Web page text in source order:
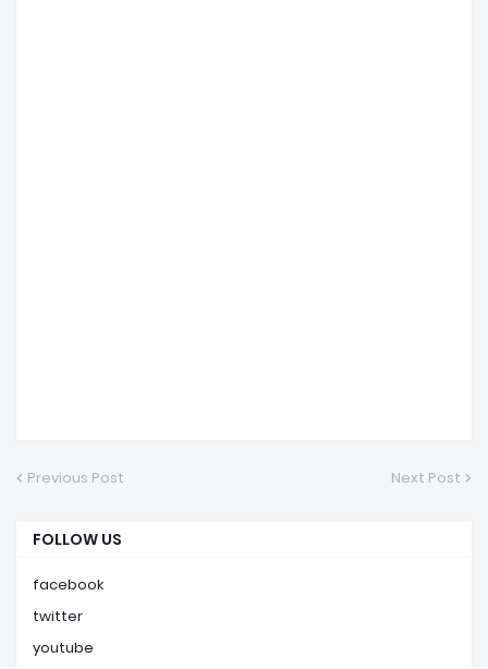
Previous Post Next Post
FOLLOW US
facebook
twitter
youtube